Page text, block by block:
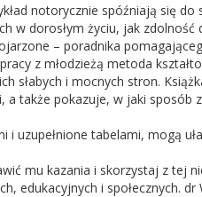
notorycznie spóźniają się
dorosłym życiu, jak
– poradnika
z młodzieżą metoda
słabych i mocnych stron.
także pokazuje, w jaki
uzupełnione tabelami, mogą
mu kazania i skorzystaj z tej
i społecznych.